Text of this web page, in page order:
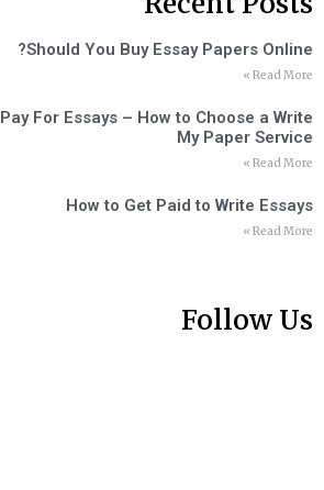
Should You Buy Essay Papers Online?
Read More »
Pay For Essays – How to Choose a Write
My Paper Service
Read More »
How to Get Paid to Write Essays
Read More »
Follow Us